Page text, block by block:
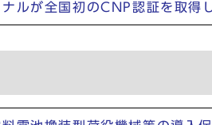
ルが全国初のCNP認証を取得